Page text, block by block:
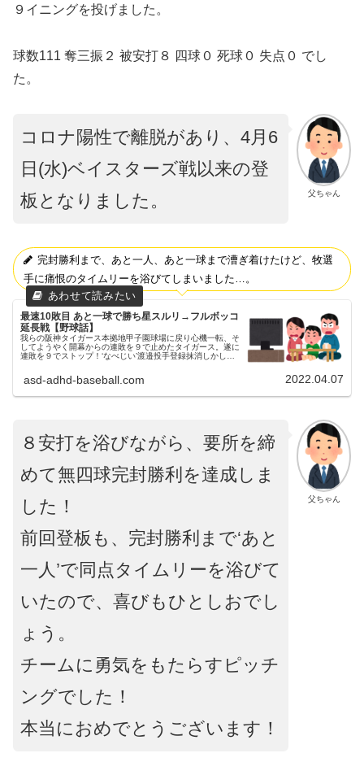
９イニングを投げました。
球数111 奪三振２ 被安打８ 四球０ 死球０ 失点０ でし
た。
父ちゃん
コロナ陽性で離脱があり、4月6
日(水)ベイスターズ戦以来の登
板となりました。
完封勝利まで、あと一人、あと一球まで漕ぎ着けたけど、牧選
手に痛恨のタイムリーを浴びてしまいました…。
最速10敗目 あと一球で勝ち星スルリ→フルボッコ
延長戦【野球話】
我らの阪神タイガース本拠地甲子園球場に戻り心機一転、そ
してようやく開幕からの連敗を９で止めたタイガース。遂に
連敗を９でストップ！‘なべじい’渡邉投手登録抹消しかし、
asd-adhd-baseball.com 2022.04.07
父ちゃん
８安打を浴びながら、要所を締
めて無四球完封勝利を達成しま
した！
前回登板も、完封勝利まで‘あと
一人’で同点タイムリーを浴びて
いたので、喜びもひとしおでし
ょう。
チームに勇気をもたらすピッチ
ングでした！
本当におめでとうございます！